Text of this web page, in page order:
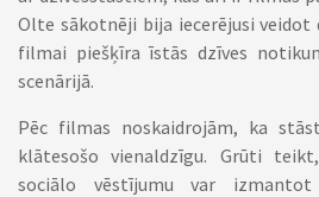
Olte sākotnēji bija iecerējusi
filmai piešķīra īstās dzīves
scenārijā.
Pēc filmas noskaidrojām, ka
klātesošo vienaldzīgu. Grūti
sociālo vēstījumu var